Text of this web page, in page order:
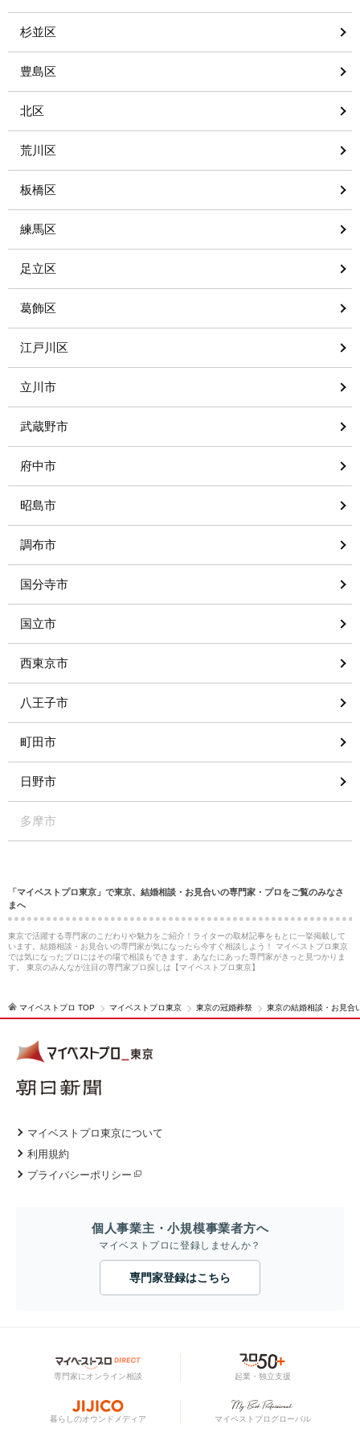
杉並区
豊島区
北区
荒川区
板橋区
練馬区
足立区
葛飾区
江戸川区
立川市
武蔵野市
府中市
昭島市
調布市
国分寺市
国立市
西東京市
八王子市
町田市
日野市
多摩市
「マイベストプロ東京」で東京、結婚相談・お見合いの専門家・プロをご覧のみなさ
まへ
東京で活躍する専門家のこだわりや魅力をご紹介！ライターの取材記事をもとに一挙掲載して
います。結婚相談・お見合いの専門家が気になったら今すぐ相談しよう！ マイベストプロ東京
では気になったプロにはその場で相談もできます。あなたにあった専門家がきっと見つかりま
す。 東京のみんなが注目の専門家プロ探しは【マイベストプロ東京】
マイベストプロ TOP マイベストプロ東京 東京の冠婚葬祭 東京の結婚相談・お見合
マイベストプロ東京について
利用規約
プライバシーポリシー
個人事業主・小規模事業者方へ
マイベストプロに登録しませんか？
専門家登録はこちら
専門家にオンライン相談 起業・独立支援
暮らしのオウンドメディア マイベストプログローバル